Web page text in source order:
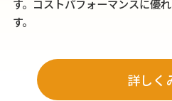
す。コストパフォーマンスに優
す。
詳しく